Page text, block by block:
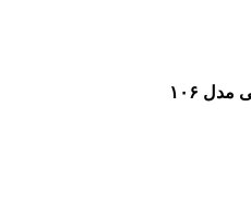
۱۰۶